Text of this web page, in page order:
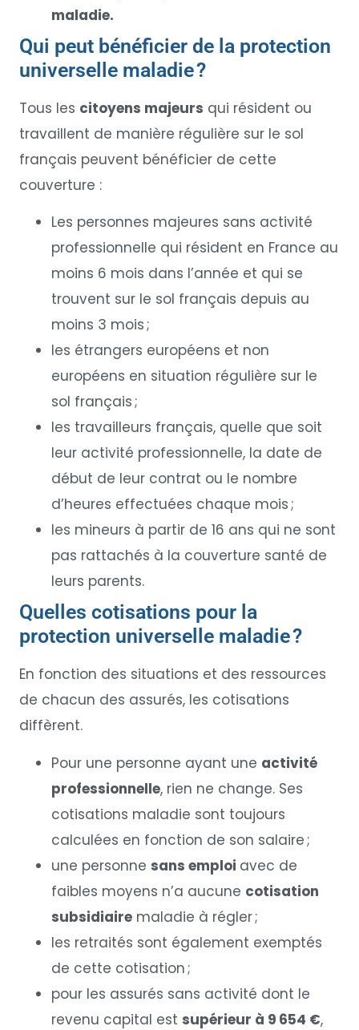
maladie.
Qui peut bénéficier de la protection
universelle maladie ?
Tous les citoyens majeurs qui résident ou
travaillent de manière régulière sur le sol
français peuvent bénéficier de cette
couverture :
Les personnes majeures sans activité
professionnelle qui résident en France au
moins 6 mois dans l’année et qui se
trouvent sur le sol français depuis au
moins 3 mois ;
les étrangers européens et non
européens en situation régulière sur le
sol français ;
les travailleurs français, quelle que soit
leur activité professionnelle, la date de
début de leur contrat ou le nombre
d’heures effectuées chaque mois ;
les mineurs à partir de 16 ans qui ne sont
pas rattachés à la couverture santé de
leurs parents.
Quelles cotisations pour la
protection universelle maladie ?
En fonction des situations et des ressources
de chacun des assurés, les cotisations
diffèrent.
Pour une personne ayant une activité
professionnelle, rien ne change. Ses
cotisations maladie sont toujours
calculées en fonction de son salaire ;
une personne sans emploi avec de
faibles moyens n’a aucune cotisation
subsidiairemaladie à régler ;
les retraités sont également exemptés
de cette cotisation ;
pour les assurés sans activité dont le
revenu capital est supérieur à 9 654 €,